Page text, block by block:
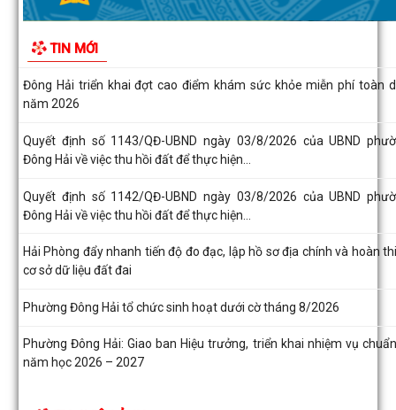
TIN MỚI
phố Đoạn Xá 1
Quyết định số 1163/QĐ-UBND ngày 04/8/2026 của UBND
Đông Hải về việc công bố Người phát ngôn...
Nâng cao hiệu quả quản lý thu, chi tại các di tích trên địa bàn
Đông Hải
Đông Hải triển khai đợt cao điểm khám sức khỏe miễn phí toàn
năm 2026
Quyết định số 1143/QĐ-UBND ngày 03/8/2026 của UBND
Đông Hải về việc thu hồi đất để thực hiện...
Quyết định số 1142/QĐ-UBND ngày 03/8/2026 của UBND
Hải Phòng đẩy nhanh tiến độ đo đạc, lập hồ sơ địa chính và hoàn